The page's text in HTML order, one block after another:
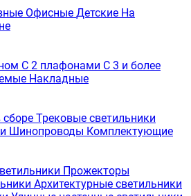
Офисные Детские На
С 2 плафонами С 3 и более
Накладные
Трековые светильники
Шинопроводы Комплектующие
Прожекторы
Архитектурные светильники